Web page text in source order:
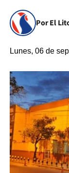
Por El
Lunes, 06 de